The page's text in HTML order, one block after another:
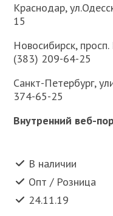
Краснодар,
15
Новосибирск,
(383) 209-64-25
Санкт-Петербург,
374-65-25
Внутренний веб-
В наличии
Опт / Розница
24.11.19